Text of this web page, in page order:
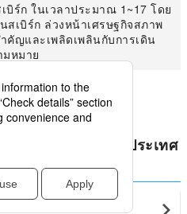
บิร์ก ในเวลาประมาณ 1~17 โดย
สเบิร์ก ล่วงหน้าเศรษฐกิจสภาพ
คัญและเพลิดเพลินกับการเดิน
มหมาย
รับ แอฟริกาใต้ ในประเทศ